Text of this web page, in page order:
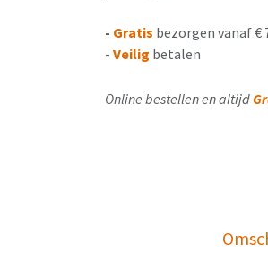
- Gratis bezorgen vanaf €
- Veilig betalen
Online bestellen en altijd